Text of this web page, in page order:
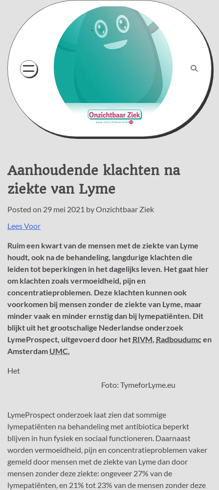
content
Aanhoudende klachten na
ziekte van Lyme
Posted on 29 mei 2021 byOnzichtbaar Ziek
Lees Voor
Ruim een kwart van de mensen met de ziekte van Lyme
houdt, ook na de behandeling, langdurige klachten die
leiden tot beperkingen in het dagelijks leven. Het gaat hier
om klachten zoals vermoeidheid, pijn en
concentratieproblemen. Deze klachten kunnen ook
voorkomen bij mensen zonder de ziekte van Lyme, maar
minder vaak en minder ernstig dan bij lymepatiënten. Dit
blijkt uit het grootschalige Nederlandse onderzoek
LymeProspect, uitgevoerd door het RIVM, Radboudumcen
Amsterdam UMC.
Foto: TymeforLyme.eu
Het
LymeProspect onderzoek laat zien dat sommige
lymepatiënten na behandeling met antibiotica beperkt
blijven in hun fysiek en sociaal functioneren. Daarnaast
worden vermoeidheid, pijn en concentratieproblemen vaker
gemeld door mensen met de ziekte van Lyme dan door
mensen zonder deze ziekte: ongeveer 27% van de
lymepatiënten, en 21% tot 23% van de mensen zonder deze